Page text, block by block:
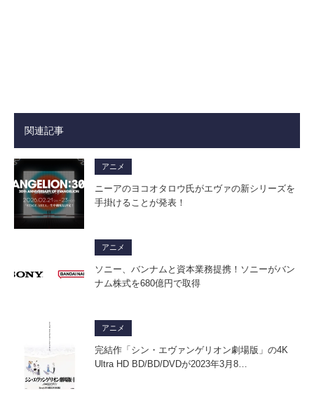
関連記事
アニメ
ニーアのヨコオタロウ氏がエヴァの新シリーズを
手掛けることが発表！
アニメ
ソニー、バンナムと資本業務提携！ソニーがバン
ナム株式を680億円で取得
アニメ
完結作「シン・エヴァンゲリオン劇場版」の4K
Ultra HD BD/BD/DVDが2023年3月8…